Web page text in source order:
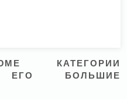
КАТЕГОРИИ
БОЛЬШИЕ